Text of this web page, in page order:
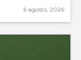
6 agosto, 2026